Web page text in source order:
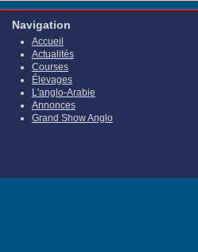
Navigation
Accueil
Actualités
Courses
Élevages
L'anglo-Arabie
Annonces
Grand Show Anglo